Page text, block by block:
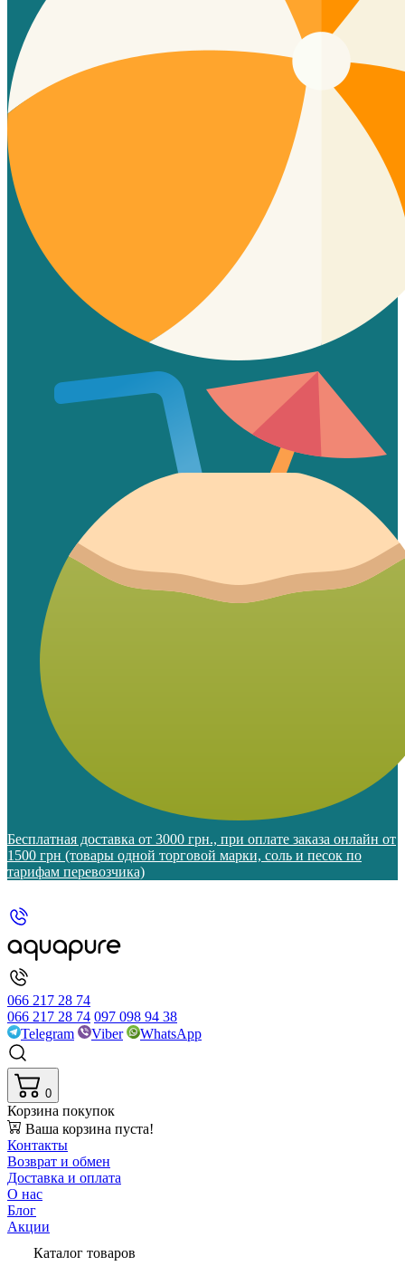
Бесплатная доставка от 3000 грн., при оплате заказа онлайн от
1500 грн (товары одной торговой марки, соль и песок по
тарифам перевозчика)
066 217 28 74
066 217 28 74 097 098 94 38
Telegram
Viber WhatsApp
0
Корзина покупок
Ваша корзина пуста!
Контакты
Возврат и обмен
Доставка и оплата
О нас
Блог
Акции
Каталог товаров